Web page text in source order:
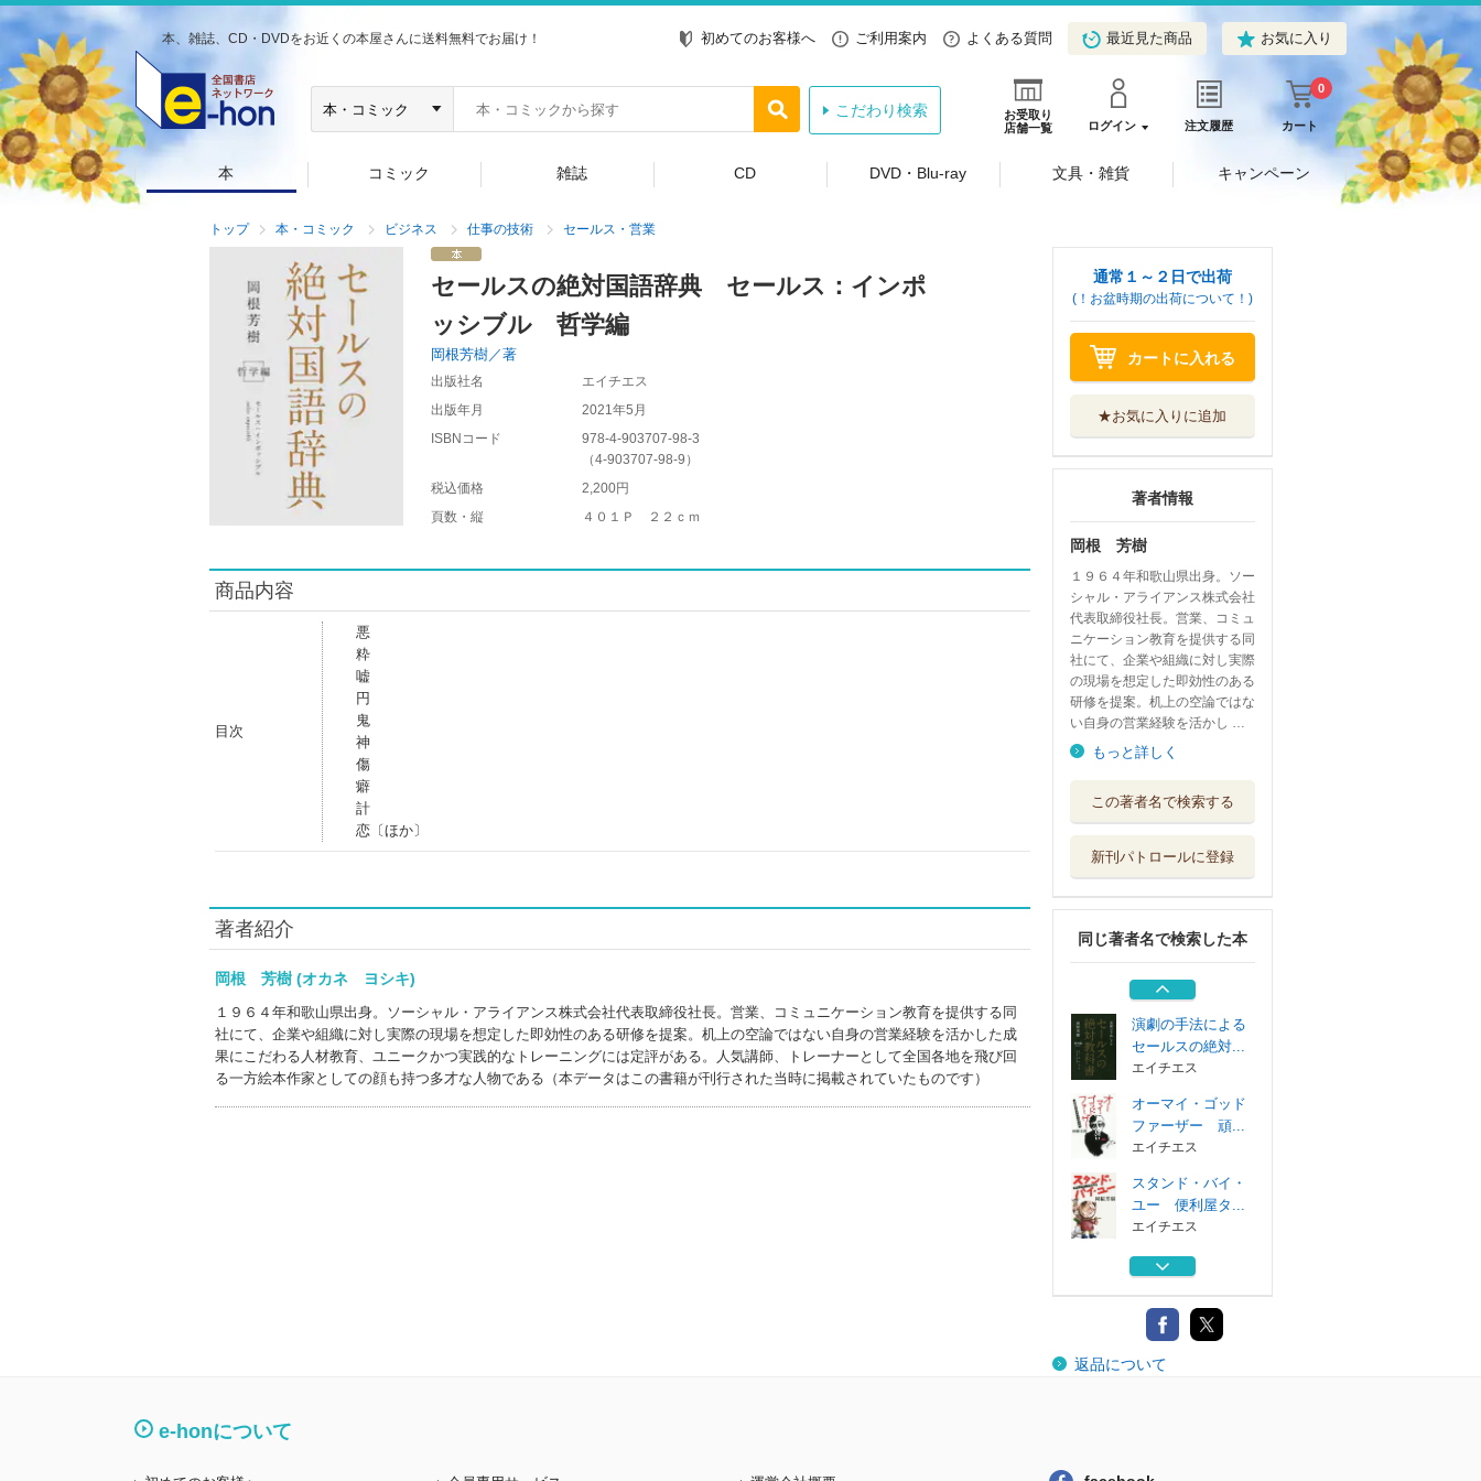
本、雑誌、CD・DVDをお近くの本屋さんに送料無料でお届け！ 初めてのお客様へ ご利用案内 よくある質問 最近見た商品 お気に入り
お受取り
店舗一覧
ログイン 注文履歴 カート
0
こだわり検索
本 コミック 雑誌 CD DVD・Blu-ray 文具・雑貨 キャンペーン
トップ 本・コミック ビジネス 仕事の技術 セールス・営業
セールスの絶対国語辞典 セールス：インポ
ッシブル 哲学編
岡根芳樹／著
出版社名
エイチエス
出版年月
2021年5月
ISBNコード
978-4-903707-98-3
（4-903707-98-9 ）
税込価格
2,200円
頁数・縦
４０１Ｐ ２２ｃｍ
商品内容
目次
悪
粋
嘘
円
鬼
神
傷
癖
計
恋〔ほか〕
著者紹介
岡根 芳樹 (オカネ ヨシキ)
１９６４年和歌山県出身。ソーシャル・アライアンス株式会社代表取締役社長。営業、コミュニケーション教育を提供する同
社にて、企業や組織に対し実際の現場を想定した即効性のある研修を提案。机上の空論ではない自身の営業経験を活かした成
果にこだわる人材教育、ユニークかつ実践的なトレーニングには定評がある。人気講師、トレーナーとして全国各地を飛び回
る一方絵本作家としての顔も持つ多才な人物である（本データはこの書籍が刊行された当時に掲載されていたものです）
通常１～２日で出荷
(！お盆時期の出荷について！)
カートに入れる
★お気に入りに追加
著者情報
岡根 芳樹
１９６４年和歌山県出身。ソー
シャル・アライアンス株式会社
代表取締役社長。営業、コミュ
ニケーション教育を提供する同
社にて、企業や組織に対し実際
の現場を想定した即効性のある
研修を提案。机上の空論ではな
い自身の営業経験を活かし …
もっと詳しく
この著者名で検索する
新刊パトロールに登録
同じ著者名で検索した本
ファーザー 頑...
スタンド・バイ・
エイチエス
ライフ・イス・ビ
ューティフル ...
ソースブックス
演劇の手法による
セールスの絶対...
エイチエス
オーマイ・ゴッド
ファーザー 頑...
エイチエス
スタンド・バイ・
ユー 便利屋タ...
エイチエス
ライフ・イス・ビ
ソースブックス
演劇の手法による
セールスの絶対...
返品について
e-honについて